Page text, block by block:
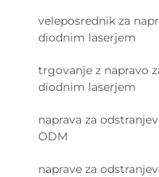
veleposrednik za
diodnim laserjem
trgovanje z napravo
diodnim laserjem
naprava za
ODM
naprave za